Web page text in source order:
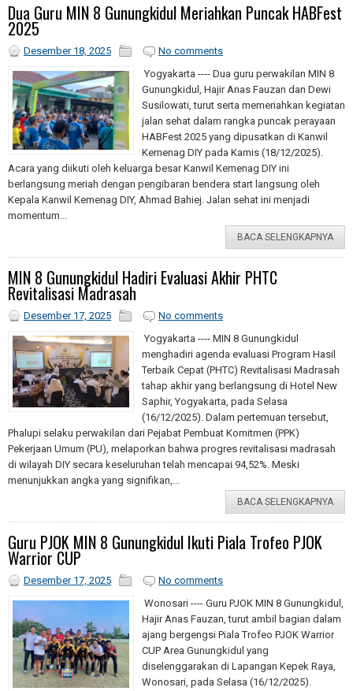
Dua Guru MIN 8 Gunungkidul Meriahkan Puncak HABFest
2025
Desember 18, 2025
No comments
Yogyakarta ---- Dua guru perwakilan MIN 8
Gunungkidul, Hajir Anas Fauzan dan Dewi
Susilowati, turut serta memeriahkan kegiatan
jalan sehat dalam rangka puncak perayaan
HABFest 2025 yang dipusatkan di Kanwil
Kemenag DIY pada Kamis (18/12/2025).
Acara yang diikuti oleh keluarga besar Kanwil Kemenag DIY ini
berlangsung meriah dengan pengibaran bendera start langsung oleh
Kepala Kanwil Kemenag DIY, Ahmad Bahiej. Jalan sehat ini menjadi
momentum...
BACA SELENGKAPNYA
MIN 8 Gunungkidul Hadiri Evaluasi Akhir PHTC
Revitalisasi Madrasah
Desember 17, 2025
No comments
Yogyakarta ---- MIN 8 Gunungkidul
menghadiri agenda evaluasi Program Hasil
Terbaik Cepat (PHTC) Revitalisasi Madrasah
tahap akhir yang berlangsung di Hotel New
Saphir, Yogyakarta, pada Selasa
(16/12/2025). Dalam pertemuan tersebut,
Phalupi selaku perwakilan dari Pejabat Pembuat Komitmen (PPK)
Pekerjaan Umum (PU), melaporkan bahwa progres revitalisasi madrasah
di wilayah DIY secara keseluruhan telah mencapai 94,52%. Meski
menunjukkan angka yang signifikan,...
BACA SELENGKAPNYA
Guru PJOK MIN 8 Gunungkidul Ikuti Piala Trofeo PJOK
Warrior CUP
Desember 17, 2025
No comments
Wonosari ---- Guru PJOK MIN 8 Gunungkidul,
Hajir Anas Fauzan, turut ambil bagian dalam
ajang bergengsi Piala Trofeo PJOK Warrior
CUP Area Gunungkidul yang
diselenggarakan di Lapangan Kepek Raya,
Wonosari, pada Selasa (16/12/2025).